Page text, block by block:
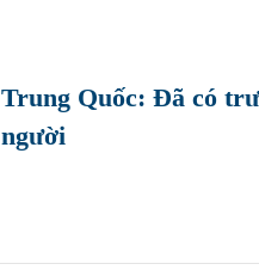
Trung Quốc: Đã có
người